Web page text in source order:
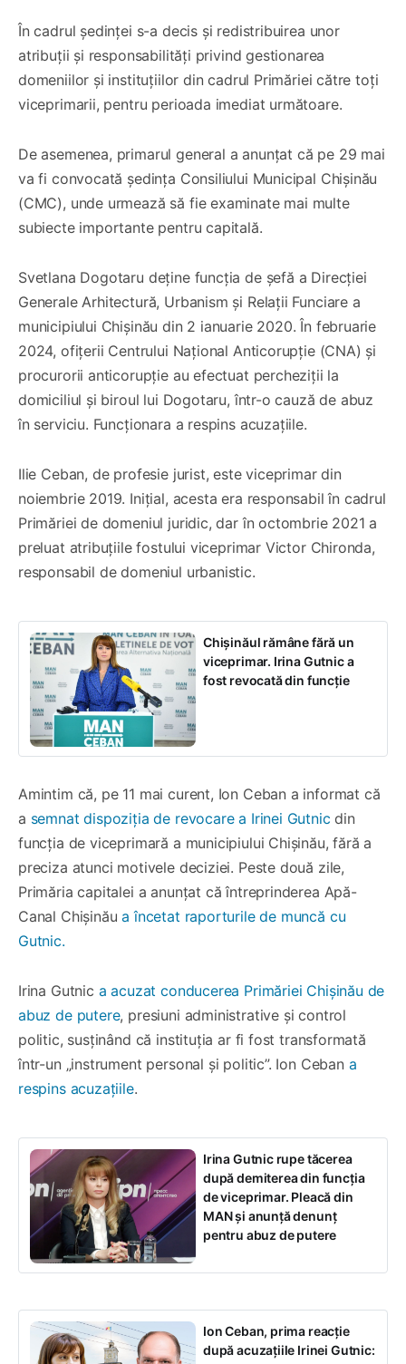
În cadrul ședinței s-a decis și redistribuirea unor
atribuții și responsabilități privind gestionarea
domeniilor și instituțiilor din cadrul Primăriei către toți
viceprimarii, pentru perioada imediat următoare.
De asemenea, primarul general a anunțat că pe 29 mai
va fi convocată ședința Consiliului Municipal Chișinău
(CMC), unde urmează să fie examinate mai multe
subiecte importante pentru capitală.
Svetlana Dogotaru deține funcția de șefă a Direcției
Generale Arhitectură, Urbanism și Relații Funciare a
municipiului Chișinău din 2 ianuarie 2020. În februarie
2024, ofițerii Centrului Național Anticorupție (CNA) și
procurorii anticorupție au efectuat percheziții la
domiciliul și biroul lui Dogotaru, într-o cauză de abuz
în serviciu. Funcționara a respins acuzațiile.
Ilie Ceban, de profesie jurist, este viceprimar din
noiembrie 2019. Inițial, acesta era responsabil în cadrul
Primăriei de domeniul juridic, dar în octombrie 2021 a
preluat atribuțiile fostului viceprimar Victor Chironda,
responsabil de domeniul urbanistic.
Chișinăul rămâne fără un
viceprimar. Irina Gutnic a
fost revocată din funcție
Amintim că, pe 11 mai curent, Ion Ceban a informat că
a semnat dispoziția de revocare a Irinei Gutnic din
funcția de viceprimară a municipiului Chișinău, fără a
preciza atunci motivele deciziei. Peste două zile,
Primăria capitalei a anunțat că întreprinderea Apă-
Canal Chișinăua încetat raporturile de muncă cu
Gutnic.
Irina Gutnic a acuzat conducerea Primăriei Chișinău de
abuz de putere, presiuni administrative și control
politic, susținând că instituția ar fi fost transformată
într-un „instrument personal și politic”. Ion Ceban a
respins acuzațiile.
Irina Gutnic rupe tăcerea
după demiterea din funcția
de viceprimar. Pleacă din
MAN și anunță denunț
pentru abuz de putere
Ion Ceban, prima reacție
după acuzațiile Irinei Gutnic: